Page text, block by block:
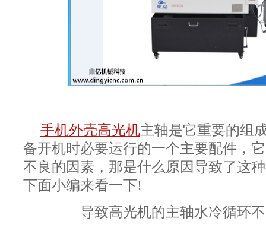
手机外壳高光机主轴是它重要的组
备开机时必要运行的一个主要配件，
不良的因素，那是什么原因导致了这
下面小编来看一下!
导致高光机的主轴水冷循环不